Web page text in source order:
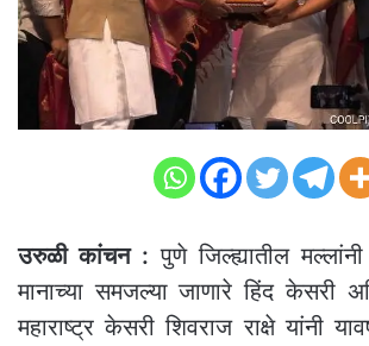
उरुळी कांचन : पुणे जिल्ह्यातील
मानाच्या समजल्या जाणारे हिंद केसरी
महाराष्ट्र केसरी शिवराज राक्षे यांनी